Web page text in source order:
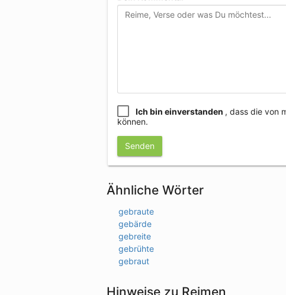
Ich bin einverstanden , dass die von
können.
Senden
Ähnliche Wörter
gebraute
gebärde
gebreite
gebrühte
gebraut
Hinweise zu Reimen